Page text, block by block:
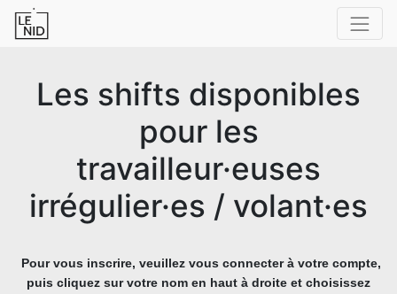
Les shifts disponibles
pour les
travailleur·euses
irrégulier·es / volant·es
Pour vous inscrire, veuillez vous connecter à votre compte,
puis cliquez sur votre nom en haut à droite et choisissez